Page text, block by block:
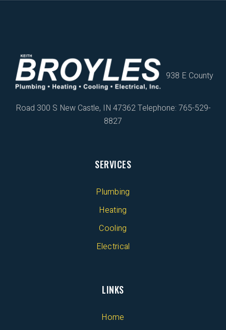
938 E County
Road 300 S New Castle, IN 47362Telephone: 765-529-
8827
SERVICES
Plumbing
Heating
Cooling
Electrical
LINKS
Home